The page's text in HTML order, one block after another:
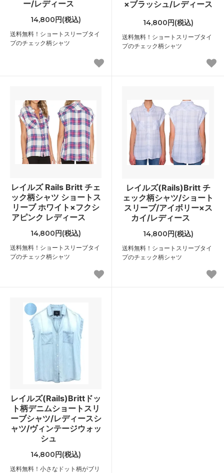
ー/レディース
14,800円(税込)
送料無料！ショートスリーブタイ
プのチェック柄シャツ
×ブラッシュ/レディース
14,800円(税込)
送料無料！ショートスリーブタイ
プのチェック柄シャツ
レイルズ Rails Britt チェ
ック柄シャツ ショートス
リーブ ホワイト×フクシ
アピンク レディース
14,800円(税込)
送料無料！ショートスリーブタイ
プのチェック柄シャツ
レイルズ(Rails)Britt チ
ェック柄シャツ/ショート
スリーブ/アイボリー×ス
カイ/レディース
14,800円(税込)
送料無料！ショートスリーブタイ
プのチェック柄シャツ
レイルズ(Rails)Brittドッ
ト柄デニムショートスリ
ーブシャツ/レディースシ
ャツ/ヴィンテージウォッ
シュ
14,800円(税込)
送料無料！小さなドット柄がブリ